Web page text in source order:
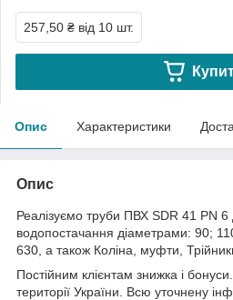
257,50 ₴ від 10 шт.
Опис Характеристики
Опис
Реалізуємо труби ПВХ SDR 41 PN 6
водопостачання діаметрами: 90;
630, а також Коліна, муфти,
Постійним клієнтам знижка і
території України. Всю уточнену